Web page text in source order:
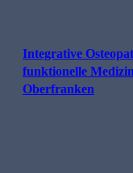
content
Integrative
funktionelle
Oberfranken